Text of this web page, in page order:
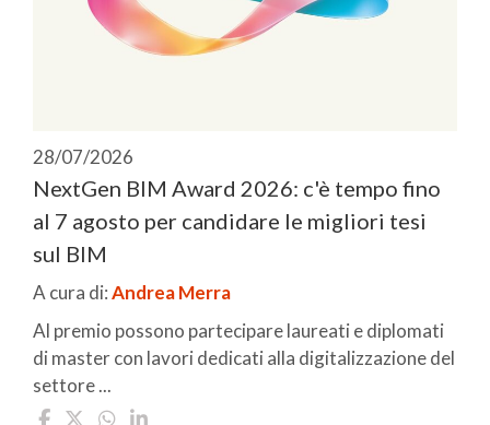
28/07/2026
NextGen BIM Award 2026: c'è tempo fino
al 7 agosto per candidare le migliori tesi
sul BIM
A cura di:Andrea Merra
Al premio possono partecipare laureati e diplomati
di master con lavori dedicati alla digitalizzazione del
settore ...